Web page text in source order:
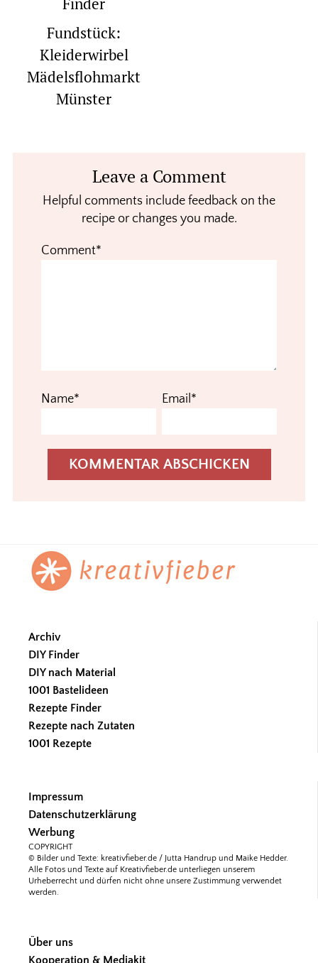
Fundstück:
Kleiderwirbel
Mädelsflohmarkt
Münster
InteractionsLeave a Comment
Helpful comments include feedback on the
recipe or changes you made.
Comment*
Name* Email*
Footer
Archiv
DIY Finder
DIY nach Material
1001 Bastelideen
Rezepte Finder
Rezepte nach Zutaten
1001 Rezepte
Impressum
Datenschutzerklärung
Werbung
COPYRIGHT
© Bilder und Texte: kreativfieber.de / Jutta Handrup und Maike Hedder.
Alle Fotos und Texte auf Kreativfieber.de unterliegen unserem
Urheberrecht und dürfen nicht ohne unsere Zustimmung verwendet
werden.
Über uns
Kooperation & Mediakit